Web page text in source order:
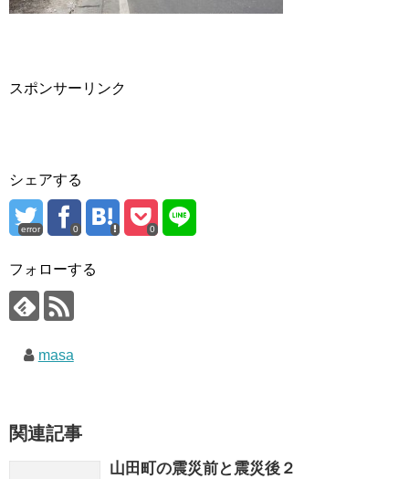
スポンサーリンク
シェアする
error 0 0
フォローする
masa
関連記事
山田町の震災前と震災後２